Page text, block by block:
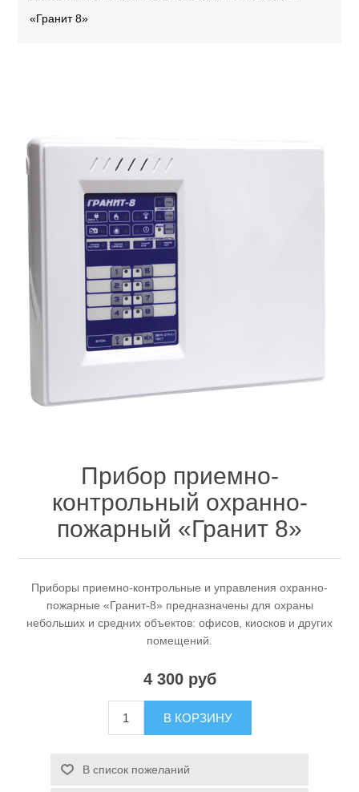
«Гранит 8»
Прибор приемно-
контрольный охранно-
пожарный «Гранит 8»
Приборы приемно-контрольные и управления охранно-
пожарные «Гранит-8» предназначены для охраны
небольших и средних объектов: офисов, киосков и других
помещений.
4 300 руб